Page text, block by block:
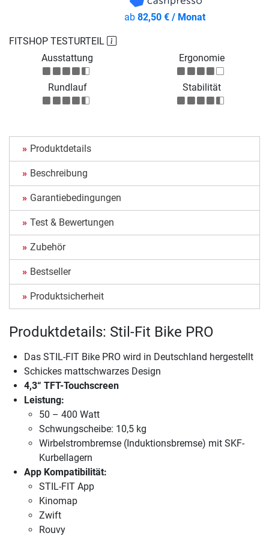
FITSHOP TESTURTEIL
Ausstattung
Ergonomie
Rundlauf Stabilität
ab 82,50 € / Monat
Produktdetails
Beschreibung
Garantiebedingungen
Test & Bewertungen
Zubehör
Bestseller
Produktsicherheit
Produktdetails: Stil-Fit Bike PRO
Das STIL-FIT Bike PRO wird in Deutschland hergestellt
Schickes mattschwarzes Design
4,3“ TFT-Touchscreen
Leistung:
50 – 400 Watt
Schwungscheibe: 10,5 kg
Wirbelstrombremse (Induktionsbremse) mit SKF-
Kurbellagern
App Kompatibilität:
STIL-FIT App
Kinomap
Zwift
Rouvy